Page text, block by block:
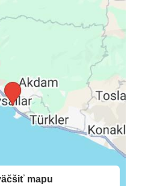
mapu